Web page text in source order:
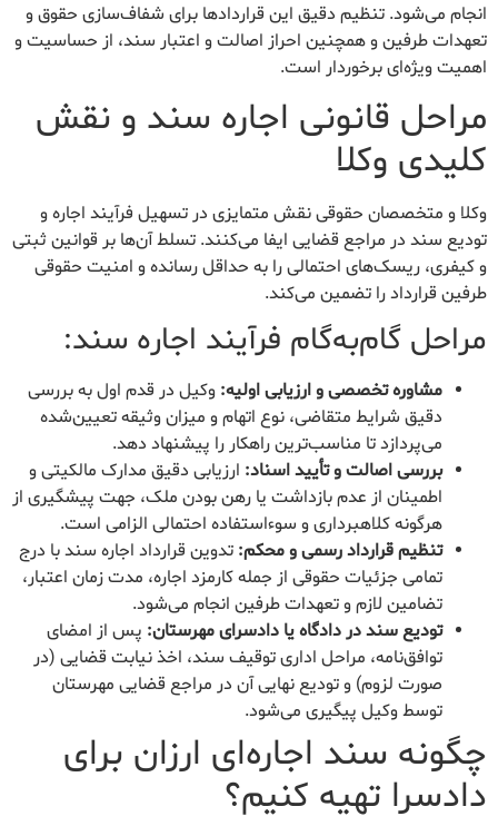
انجام می‌شود. تنظیم دقیق این قراردادها برای شفاف‌سازی حقوق و
تعهدات طرفین و همچنین احراز اصالت و اعتبار سند، از حساسیت و
اهمیت ویژه‌ای برخوردار است.
مراحل قانونی اجاره سند و نقش
کلیدی وکلا
وکلا و متخصصان حقوقی نقش متمایزی در تسهیل فرآیند اجاره و
تودیع سند در مراجع قضایی ایفا می‌کنند. تسلط آن‌ها بر قوانین ثبتی
و کیفری، ریسک‌های احتمالی را به حداقل رسانده و امنیت حقوقی
طرفین قرارداد را تضمین می‌کند.
مراحل گام‌به‌گام فرآیند اجاره سند:
مشاوره تخصصی و ارزیابی اولیه: وکیل در قدم اول به بررسی
دقیق شرایط متقاضی، نوع اتهام و میزان وثیقه تعیین‌شده
می‌پردازد تا مناسب‌ترین راهکار را پیشنهاد دهد.
بررسی اصالت و تأیید اسناد: ارزیابی دقیق مدارک مالکیتی و
اطمینان از عدم بازداشت یا رهن بودن ملک، جهت پیشگیری از
هرگونه کلاهبرداری و سوءاستفاده احتمالی الزامی است.
تنظیم قرارداد رسمی و محکم: تدوین قرارداد اجاره سند با درج
تمامی جزئیات حقوقی از جمله کارمزد اجاره، مدت زمان اعتبار،
تضامین لازم و تعهدات طرفین انجام می‌شود.
تودیع سند در دادگاه یا دادسرای مهرستان: پس از امضای
توافق‌نامه، مراحل اداری توقیف سند، اخذ نیابت قضایی (در
صورت لزوم) و تودیع نهایی آن در مراجع قضایی مهرستان
توسط وکیل پیگیری می‌شود.
چگونه سند اجاره‌ای ارزان برای
دادسرا تهیه کنیم؟